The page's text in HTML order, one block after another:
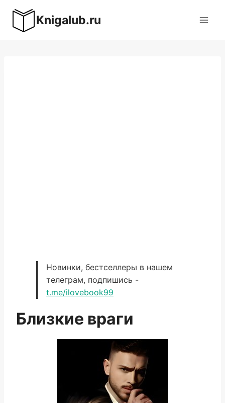
содержимому
Knigalub.ru
Новинки, бестселлеры в нашем
телеграм, подпишись -
t.me/ilovebook99
Близкие враги